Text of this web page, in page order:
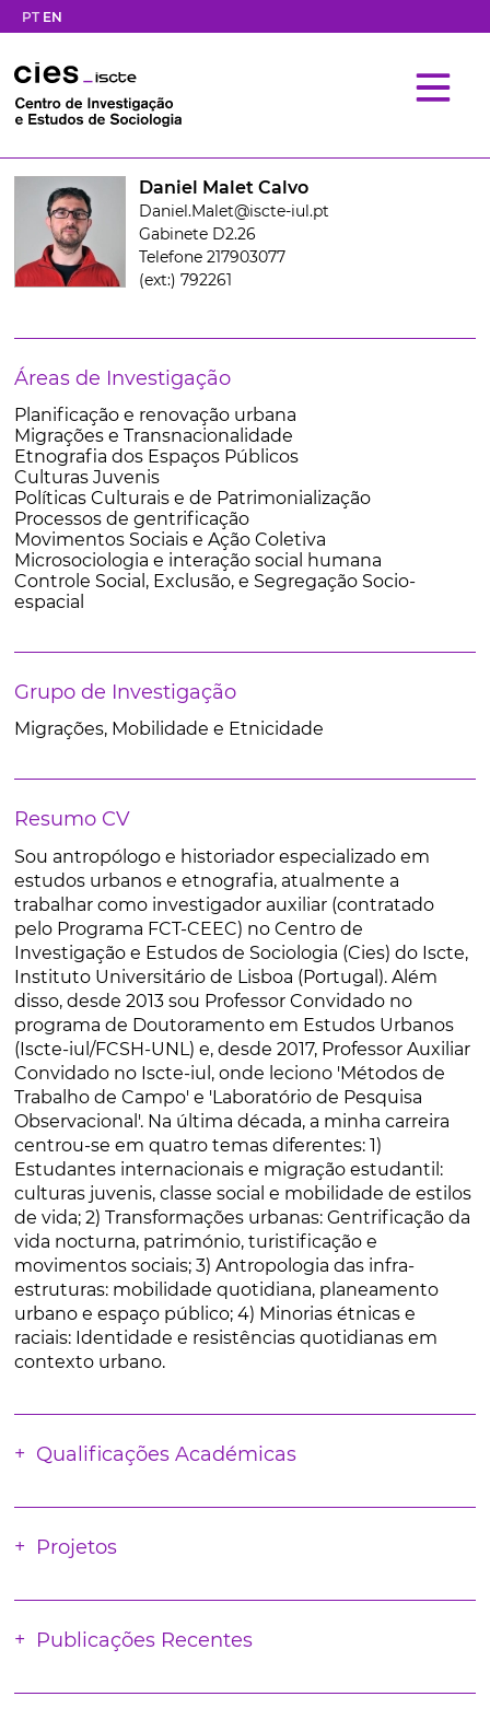
PT EN
Daniel Malet Calvo
Daniel.Malet@iscte-iul.pt
Gabinete D2.26
Telefone 217903077
(ext:) 792261
Áreas de Investigação
Planificação e renovação urbana
Migrações e Transnacionalidade
Etnografia dos Espaços Públicos
Culturas Juvenis
Políticas Culturais e de Patrimonialização
Processos de gentrificação
Movimentos Sociais e Ação Coletiva
Microsociologia e interação social humana
Controle Social, Exclusão, e Segregação Socio-
espacial
Grupo de Investigação
Migrações, Mobilidade e Etnicidade
Resumo CV
Sou antropólogo e historiador especializado em
estudos urbanos e etnografia, atualmente a
trabalhar como investigador auxiliar (contratado
pelo Programa FCT-CEEC) no Centro de
Investigação e Estudos de Sociologia (Cies) do Iscte,
Instituto Universitário de Lisboa (Portugal). Além
disso, desde 2013 sou Professor Convidado no
programa de Doutoramento em Estudos Urbanos
(Iscte-iul/FCSH-UNL) e, desde 2017, Professor Auxiliar
Convidado no Iscte-iul, onde leciono 'Métodos de
Trabalho de Campo' e 'Laboratório de Pesquisa
Observacional'. Na última década, a minha carreira
centrou-se em quatro temas diferentes: 1)
Estudantes internacionais e migração estudantil:
culturas juvenis, classe social e mobilidade de estilos
de vida; 2) Transformações urbanas: Gentrificação da
vida nocturna, património, turistificação e
movimentos sociais; 3) Antropologia das infra-
estruturas: mobilidade quotidiana, planeamento
urbano e espaço público; 4) Minorias étnicas e
raciais: Identidade e resistências quotidianas em
contexto urbano.
Qualificações Académicas
Projetos
Publicações Recentes